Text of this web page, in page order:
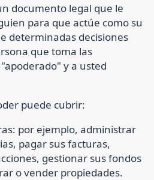
documento legal que le
para que actúe como su
determinadas decisiones
que toma las
y a usted
puede cubrir:
por ejemplo, administrar
pagar sus facturas,
gestionar sus fondos
o vender propiedades.